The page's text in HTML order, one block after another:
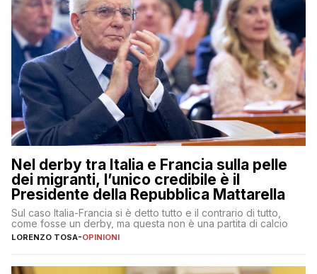
Nel derby tra Italia e Francia sulla pelle
dei migranti, l’unico credibile è il
Presidente della Repubblica Mattarella
Sul caso Italia-Francia si è detto tutto e il contrario di tutto,
come fosse un derby, ma questa non è una partita di calcio
LORENZO TOSA-OPINIONI